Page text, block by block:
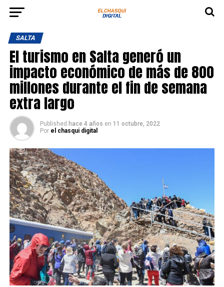
SALTA
El turismo en Salta generó un
impacto económico de más de 800
millones durante el fin de semana
extra largo
Published hace 4 años en 11 octubre, 2022
Por el chasqui digital